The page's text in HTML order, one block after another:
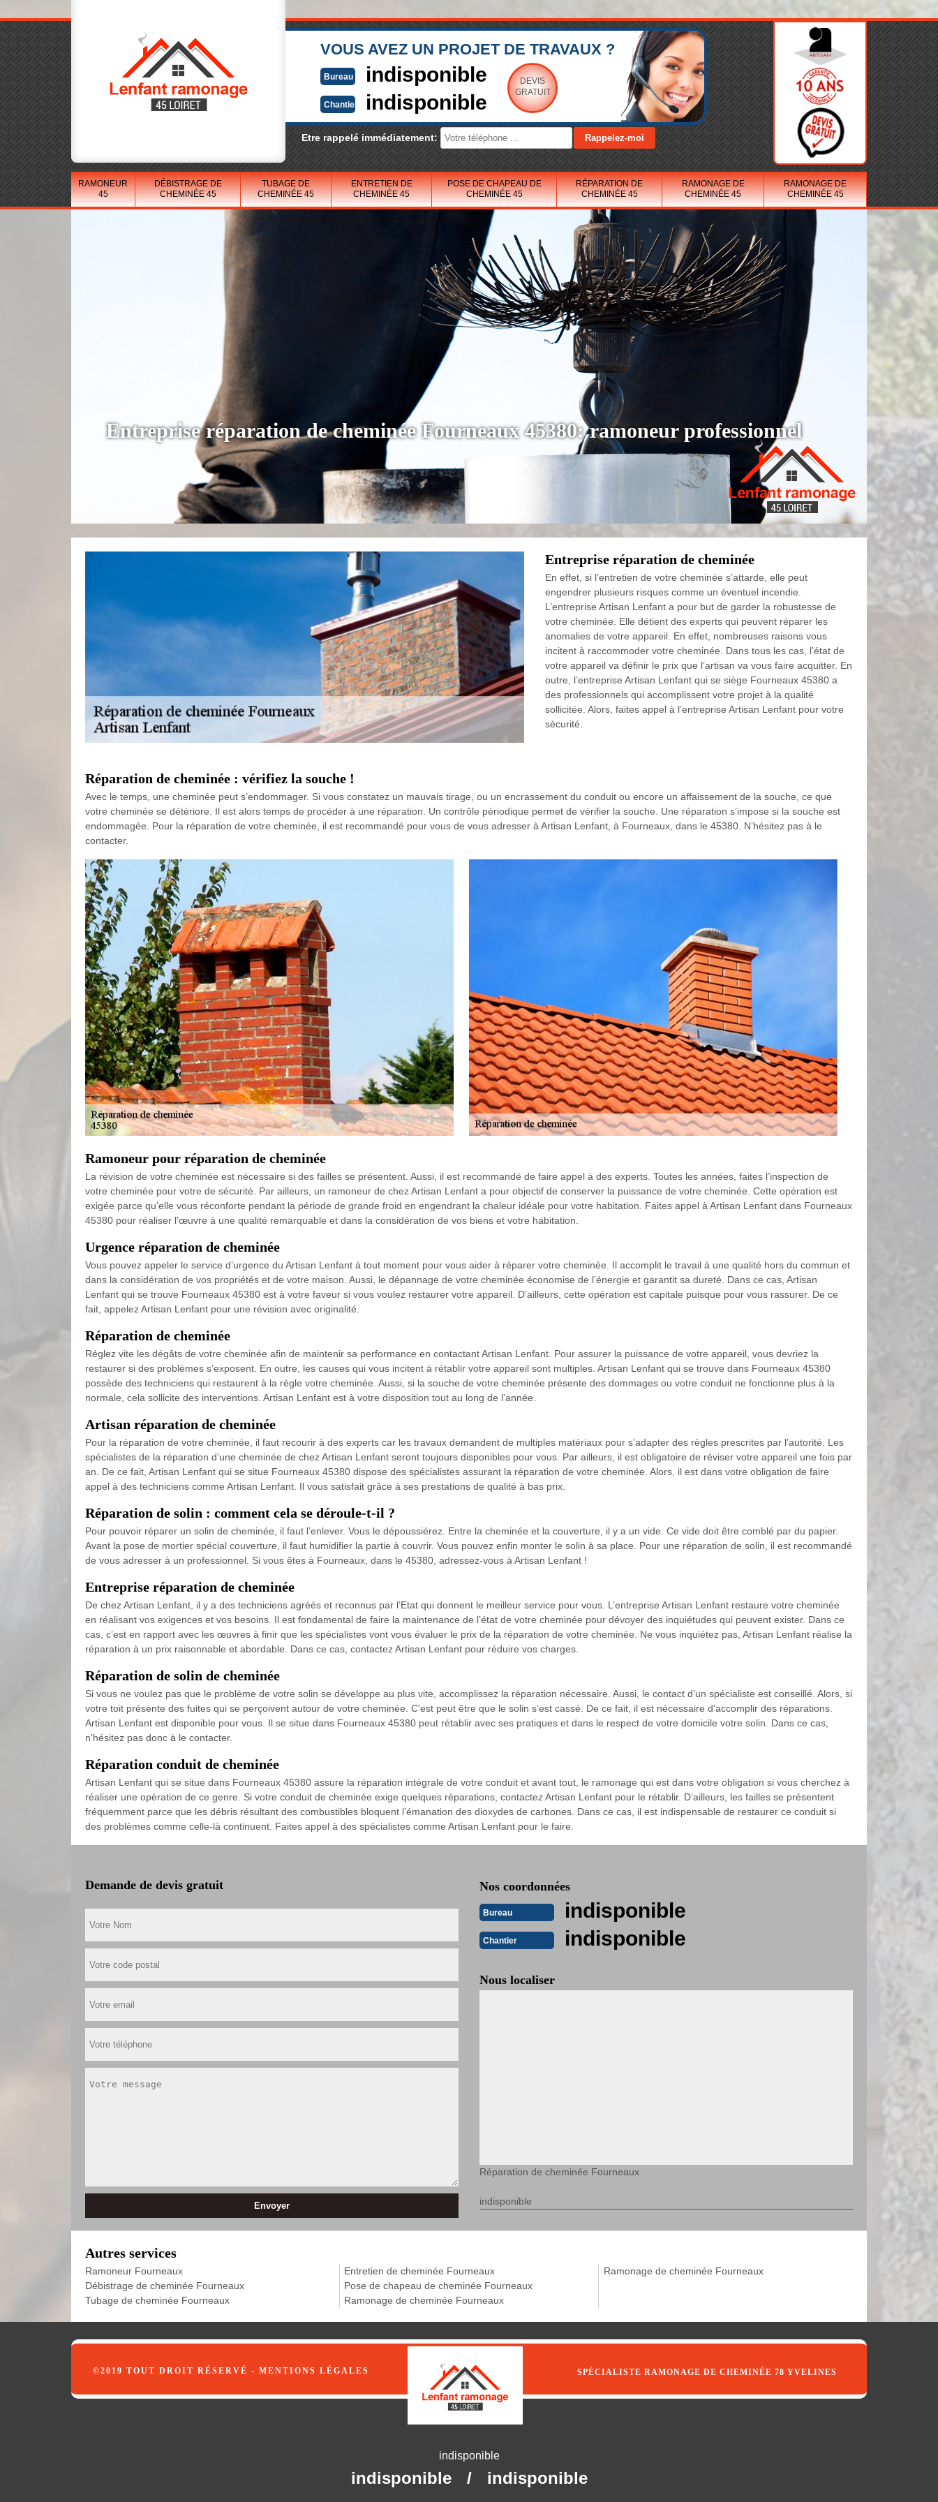
VOUS AVEZ UN PROJET DE TRAVAUX ?
Bureau indisponible
Chantier indisponible
DEVIS
GRATUIT
Etre rappelé immédiatement:
RAMONEUR
45
DÉBISTRAGE DE
CHEMINÉE 45
TUBAGE DE
CHEMINÉE 45
ENTRETIEN DE
CHEMINÉE 45
POSE DE CHAPEAU DE
CHEMINÉE 45
RÉPARATION DE
CHEMINÉE 45
RAMONAGE DE
CHEMINÉE 45
RAMONAGE DE
CHEMINÉE 45
Entreprise réparation de cheminée Fourneaux 45380: ramoneur professionnel
Entreprise réparation de cheminée
En effet, si l’entretien de votre cheminée s’attarde, elle peut
engendrer plusieurs risques comme un éventuel incendie.
L’entreprise Artisan Lenfant a pour but de garder la robustesse de
votre cheminée. Elle détient des experts qui peuvent réparer les
anomalies de votre appareil. En effet, nombreuses raisons vous
incitent à raccommoder votre cheminée. Dans tous les cas, l’état de
votre appareil va définir le prix que l’artisan va vous faire acquitter. En
outre, l’entreprise Artisan Lenfant qui se siège Fourneaux 45380 a
des professionnels qui accomplissent votre projet à la qualité
sollicitée. Alors, faites appel à l’entreprise Artisan Lenfant pour votre
sécurité.
Réparation de cheminée : vérifiez la souche !
Avec le temps, une cheminée peut s’endommager. Si vous constatez un mauvais tirage, ou un encrassement du conduit ou encore un affaissement de la souche, ce que
votre cheminée se détériore. Il est alors temps de procéder à une réparation. Un contrôle périodique permet de vérifier la souche. Une réparation s’impose si la souche est
endommagée. Pour la réparation de votre cheminée, il est recommandé pour vous de vous adresser à Artisan Lenfant, à Fourneaux, dans le 45380. N’hésitez pas à le
contacter.
Ramoneur pour réparation de cheminée
La révision de votre cheminée est nécessaire si des failles se présentent. Aussi, il est recommandé de faire appel à des experts. Toutes les années, faites l’inspection de
votre cheminée pour votre de sécurité. Par ailleurs, un ramoneur de chez Artisan Lenfant a pour objectif de conserver la puissance de votre cheminée. Cette opération est
exigée parce qu’elle vous réconforte pendant la période de grande froid en engendrant la chaleur idéale pour votre habitation. Faites appel à Artisan Lenfant dans Fourneaux
45380 pour réaliser l’œuvre à une qualité remarquable et dans la considération de vos biens et votre habitation.
Urgence réparation de cheminée
Vous pouvez appeler le service d’urgence du Artisan Lenfant à tout moment pour vous aider à réparer votre cheminée. Il accomplit le travail à une qualité hors du commun et
dans la considération de vos propriétés et de votre maison. Aussi, le dépannage de votre cheminée économise de l’énergie et garantit sa dureté. Dans ce cas, Artisan
Lenfant qui se trouve Fourneaux 45380 est à votre faveur si vous voulez restaurer votre appareil. D’ailleurs, cette opération est capitale puisque pour vous rassurer. De ce
fait, appelez Artisan Lenfant pour une révision avec originalité.
Réparation de cheminée
Réglez vite les dégâts de votre cheminée afin de maintenir sa performance en contactant Artisan Lenfant. Pour assurer la puissance de votre appareil, vous devriez la
restaurer si des problèmes s’exposent. En outre, les causes qui vous incitent à rétablir votre appareil sont multiples. Artisan Lenfant qui se trouve dans Fourneaux 45380
possède des techniciens qui restaurent à la règle votre cheminée. Aussi, si la souche de votre cheminée présente des dommages ou votre conduit ne fonctionne plus à la
normale, cela sollicite des interventions. Artisan Lenfant est à votre disposition tout au long de l’année.
Artisan réparation de cheminée
Pour la réparation de votre cheminée, il faut recourir à des experts car les travaux demandent de multiples matériaux pour s’adapter des règles prescrites par l’autorité. Les
spécialistes de la réparation d’une cheminée de chez Artisan Lenfant seront toujours disponibles pour vous. Par ailleurs, il est obligatoire de réviser votre appareil une fois par
an. De ce fait, Artisan Lenfant qui se situe Fourneaux 45380 dispose des spécialistes assurant la réparation de votre cheminée. Alors, il est dans votre obligation de faire
appel à des techniciens comme Artisan Lenfant. Il vous satisfait grâce à ses prestations de qualité à bas prix.
Réparation de solin : comment cela se déroule-t-il ?
Pour pouvoir réparer un solin de cheminée, il faut l’enlever. Vous le dépoussiérez. Entre la cheminée et la couverture, il y a un vide. Ce vide doit être comblé par du papier.
Avant la pose de mortier spécial couverture, il faut humidifier la partie à couvrir. Vous pouvez enfin monter le solin à sa place. Pour une réparation de solin, il est recommandé
de vous adresser à un professionnel. Si vous êtes à Fourneaux, dans le 45380, adressez-vous à Artisan Lenfant !
Entreprise réparation de cheminée
De chez Artisan Lenfant, il y a des techniciens agréés et reconnus par l’Etat qui donnent le meilleur service pour vous. L’entreprise Artisan Lenfant restaure votre cheminée
en réalisant vos exigences et vos besoins. Il est fondamental de faire la maintenance de l’état de votre cheminée pour dévoyer des inquiétudes qui peuvent exister. Dans ce
cas, c’est en rapport avec les œuvres à finir que les spécialistes vont vous évaluer le prix de la réparation de votre cheminée. Ne vous inquiétez pas, Artisan Lenfant réalise la
réparation à un prix raisonnable et abordable. Dans ce cas, contactez Artisan Lenfant pour réduire vos charges.
Réparation de solin de cheminée
Si vous ne voulez pas que le problème de votre solin se développe au plus vite, accomplissez la réparation nécessaire. Aussi, le contact d’un spécialiste est conseillé. Alors, si
votre toit présente des fuites qui se perçoivent autour de votre cheminée. C’est peut être que le solin s’est cassé. De ce fait, il est nécessaire d’accomplir des réparations.
Artisan Lenfant est disponible pour vous. Il se situe dans Fourneaux 45380 peut rétablir avec ses pratiques et dans le respect de votre domicile votre solin. Dans ce cas,
n’hésitez pas donc à le contacter.
Réparation conduit de cheminée
Artisan Lenfant qui se situe dans Fourneaux 45380 assure la réparation intégrale de votre conduit et avant tout, le ramonage qui est dans votre obligation si vous cherchez à
réaliser une opération de ce genre. Si votre conduit de cheminée exige quelques réparations, contactez Artisan Lenfant pour le rétablir. D’ailleurs, les failles se présentent
fréquemment parce que les débris résultant des combustibles bloquent l’émanation des dioxydes de carbones. Dans ce cas, il est indispensable de restaurer ce conduit si
des problèmes comme celle-là continuent. Faites appel à des spécialistes comme Artisan Lenfant pour le faire.
Demande de devis gratuit Nos coordonnées
Bureau indisponible
Chantier indisponible
Nous localiser
Réparation de cheminée Fourneaux
indisponible
Autres services
Ramoneur Fourneaux
Débistrage de cheminée Fourneaux
Tubage de cheminée Fourneaux
Entretien de cheminée Fourneaux
Pose de chapeau de cheminée Fourneaux
Ramonage de cheminée Fourneaux
Ramonage de cheminée Fourneaux
©2019 TOUT DROIT RÉSERVÉ - MENTIONS LÉGALES SPÉCIALISTE RAMONAGE DE CHEMINÉE 78 YVELINES
indisponible
indisponible / indisponible